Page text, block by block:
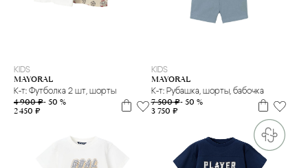
KIDS
MAYORAL
К-т: Футболка 2 шт, шорты
4 900 ₽- 50 %
2 450 ₽
KIDS
MAYORAL
К-т: Рубашка, шорты, бабочка
7 500 ₽- 50 %
3 750 ₽